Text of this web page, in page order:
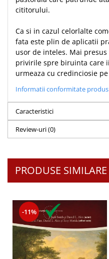
Teologie
A doua venire
Apologetica
Dogmatica
Istoria Bisericii
Viata crestina
Contemporaneitate
Devotional
Diverse
Schimbarea caracterului
Slujire
Viata din belsug
Viata de zi cu zi
Despre afaceri
Dezvoltare personala
Leadership
cititorului.
Ca si in cazul celorlalte
fata este plin de aplicatii
usor de inteles. Mai
privirile spre biruinta care
urmeaza cu credinciosie
Informatii conformitate produs
Caracteristici
Review-uri(0)
PRODUSE SIMILARE
-11%